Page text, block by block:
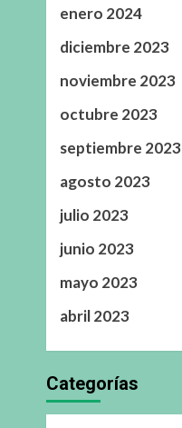
enero 2024
diciembre 2023
noviembre 2023
octubre 2023
septiembre 2023
agosto 2023
julio 2023
junio 2023
mayo 2023
abril 2023
Categorías